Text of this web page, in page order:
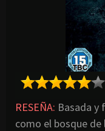
RESEÑA: Basada y
como el bosque